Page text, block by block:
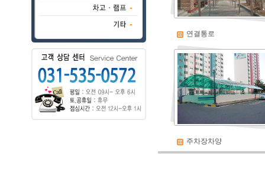
연결통로
주차장차양